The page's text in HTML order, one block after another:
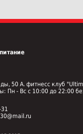
50 А. фитнесс клуб
Пн - Вс с 10:00 до 22:00